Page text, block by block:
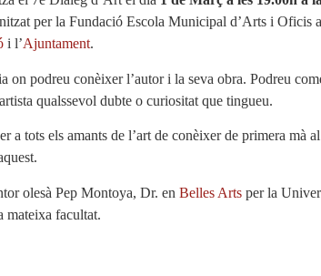
per la Fundació Escola Municipal d’Arts i Oficis
i l’Ajuntament.
on podreu conèixer l’autor i la seva obra. Podreu
qualssevol dubte o curiositat que tingueu.
a tots els amants de l’art de conèixer de primera mà
olesà Pep Montoya, Dr. en Belles Arts per la
mateixa facultat.